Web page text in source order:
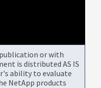
or with
is distributed AS IS
ability to evaluate
NetApp products